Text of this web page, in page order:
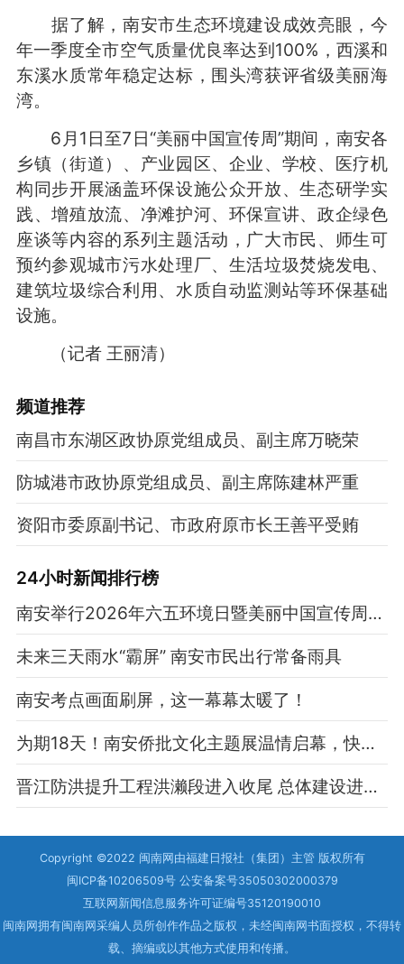
据了解，南安市生态环境建设成效亮眼，今
年一季度全市空气质量优良率达到100%，西溪和
东溪水质常年稳定达标，围头湾获评省级美丽海
湾。
6月1日至7日“美丽中国宣传周”期间，南安各
乡镇（街道）、产业园区、企业、学校、医疗机
构同步开展涵盖环保设施公众开放、生态研学实
践、增殖放流、净滩护河、环保宣讲、政企绿色
座谈等内容的系列主题活动，广大市民、师生可
预约参观城市污水处理厂、生活垃圾焚烧发电、
建筑垃圾综合利用、水质自动监测站等环保基础
设施。
（记者 王丽清）
频道推荐
南昌市东湖区政协原党组成员、副主席万晓荣
防城港市政协原党组成员、副主席陈建林严重
资阳市委原副书记、市政府原市长王善平受贿
24小时新闻排行榜
南安举行2026年六五环境日暨美丽中国宣传周主场活动
未来三天雨水“霸屏” 南安市民出行常备雨具
南安考点画面刷屏，这一幕幕太暖了！
为期18天！南安侨批文化主题展温情启幕，快来打卡！
晋江防洪提升工程洪濑段进入收尾 总体建设进度已达98%
Copyright ©2022 闽南网由福建日报社（集团）主管 版权所有
闽ICP备10206509号 公安备案号35050302000379
互联网新闻信息服务许可证编号35120190010
闽南网拥有闽南网采编人员所创作作品之版权，未经闽南网书面授权，不得转
载、摘编或以其他方式使用和传播。